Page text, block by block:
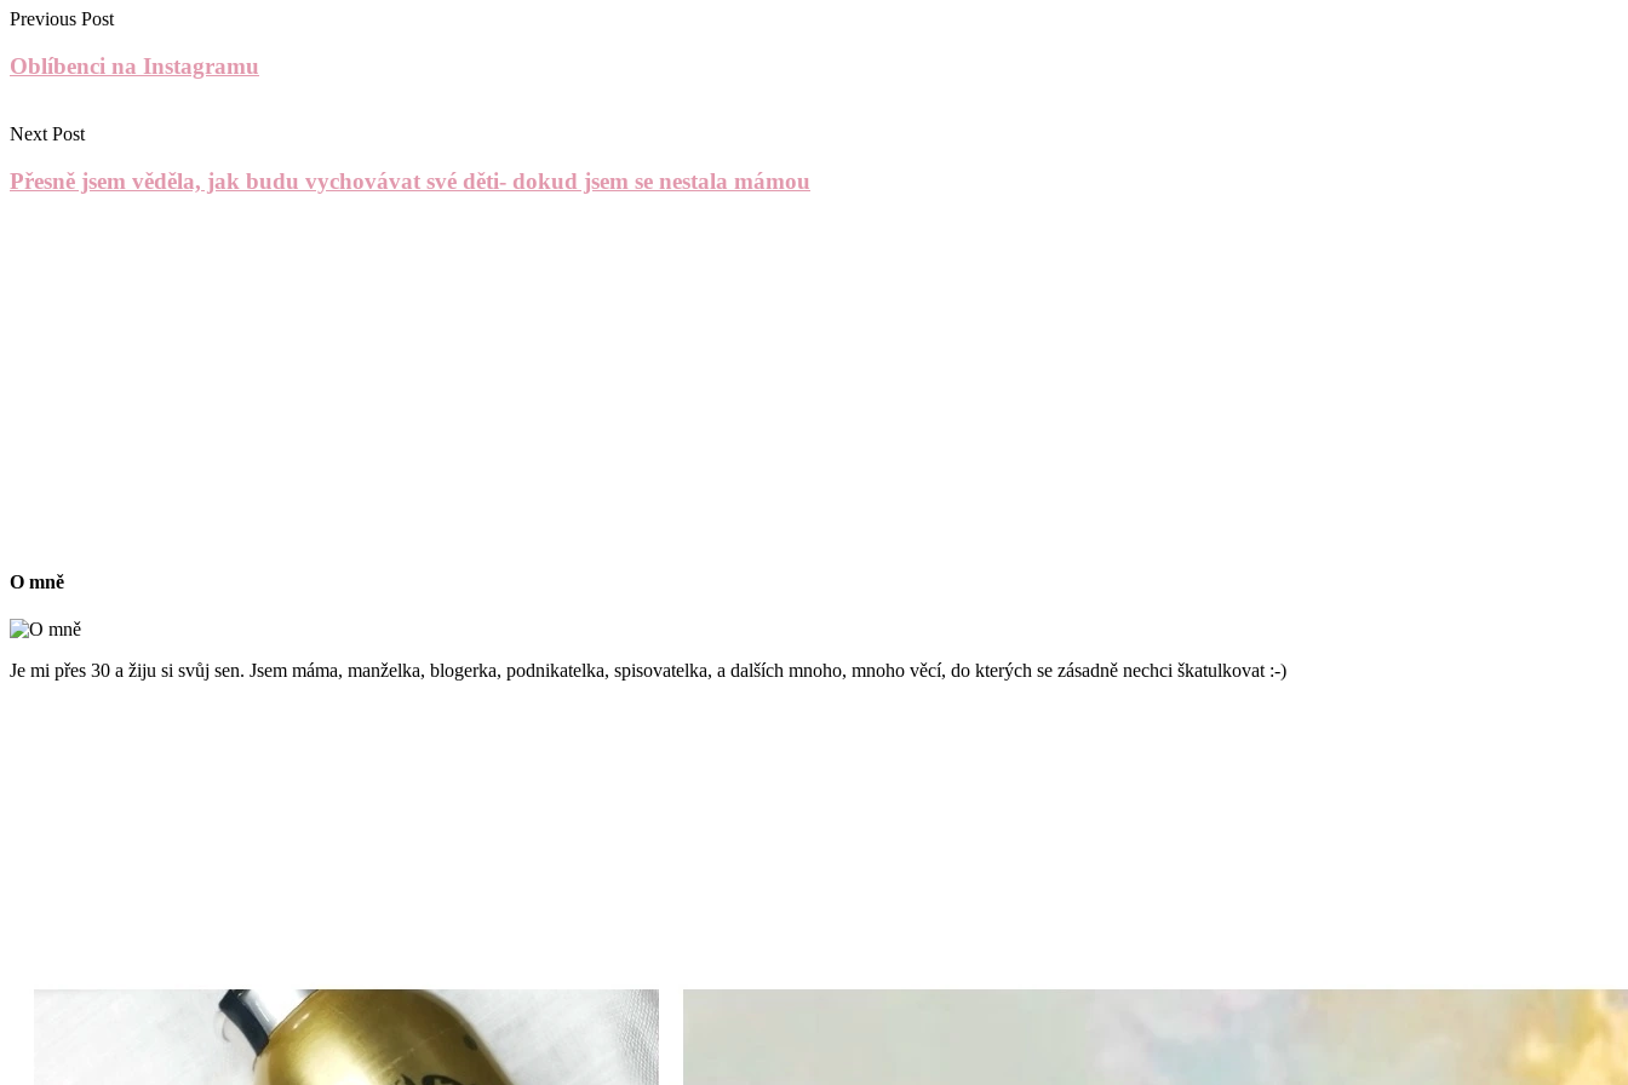
Previous Post
Oblíbenci na Instagramu
Next Post
Přesně jsem věděla, jak budu vychovávat své děti- dokud jsem se nestala mámou
O mně
Je mi přes 30 a žiju si svůj sen. Jsem máma, manželka, blogerka, podnikatelka, spisovatelka, a dalších mnoho, mnoho věcí, do kterých se zásadně nechci škatulkovat :-)